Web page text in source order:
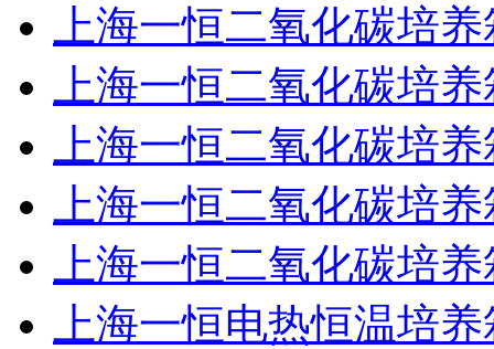
上海一恒二氧化碳培
上海一恒二氧化碳培
上海一恒二氧化碳培
上海一恒二氧化碳培
上海一恒二氧化碳培
上海一恒电热恒温培